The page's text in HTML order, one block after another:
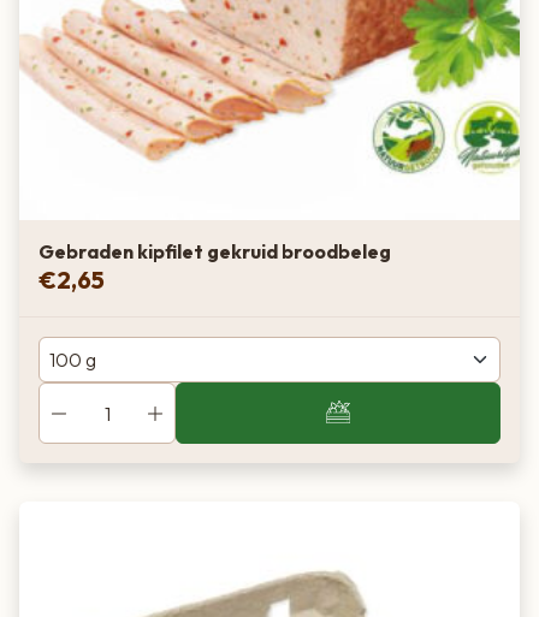
Gebraden kipfilet gekruid broodbeleg
€2,65